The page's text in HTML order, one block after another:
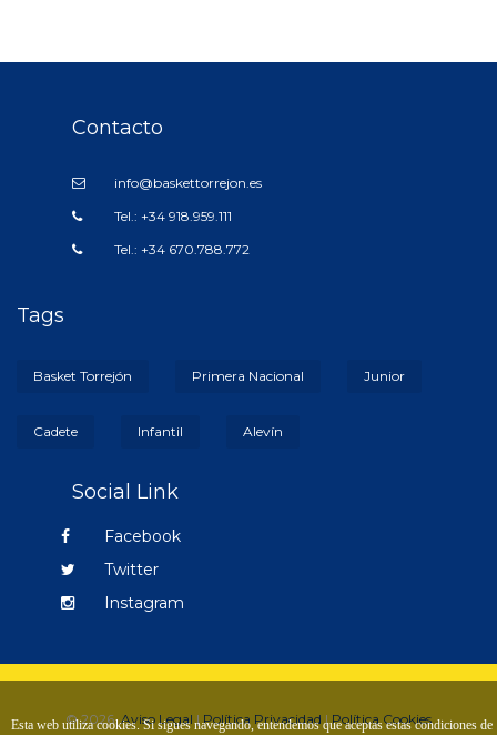
Esta web utiliza cookies. Si sigues navegando, entendemos que aceptas estas condiciones de
Contacto
info@baskettorrejon.es
Tel.: +34 918.959.111
Tel.: +34 670.788.772
Tags
Basket Torrejón Primera Nacional Junior
Cadete Infantil Alevín
Social Link
Facebook
Twitter
Instagram
© 2026. Aviso Legal | Política Privacidad | Política Cookies